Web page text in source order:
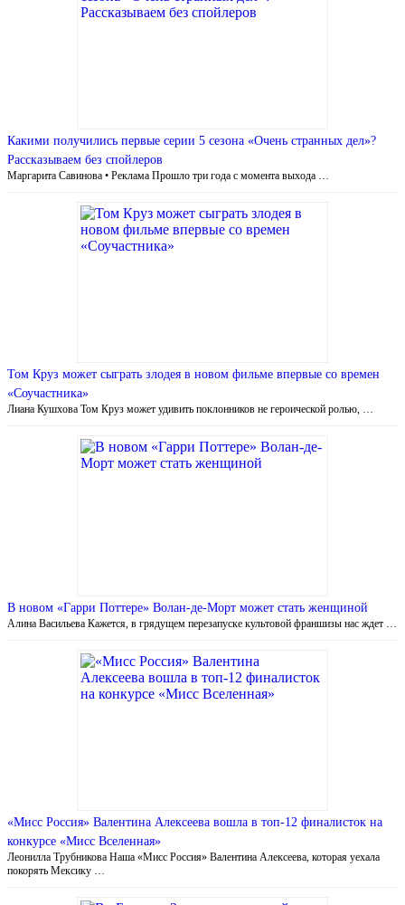
Какими получились первые серии 5 сезона «Очень странных дел»?
Рассказываем без спойлеров
Маргарита Савинова • Реклама Прошло три года с момента выхода …
Том Круз может сыграть злодея в новом фильме впервые со времен
«Соучастника»
Лиана Кушхова Том Круз может удивить поклонников не героической ролью, …
В новом «Гарри Поттере» Волан-де-Морт может стать женщиной
Алина Васильева Кажется, в грядущем перезапуске культовой франшизы нас ждет …
«Мисс Россия» Валентина Алексеева вошла в топ-12 финалисток на
конкурсе «Мисс Вселенная»
Леонилла Трубникова Наша «Мисс Россия» Валентина Алексеева, которая уехала
покорять Мексику …